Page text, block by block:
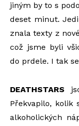
jiným by to s
deset minut.
znala texty z
což jsme byli
do prdele. I tak
DEATHSTARS
Překvapilo,
alkoholických